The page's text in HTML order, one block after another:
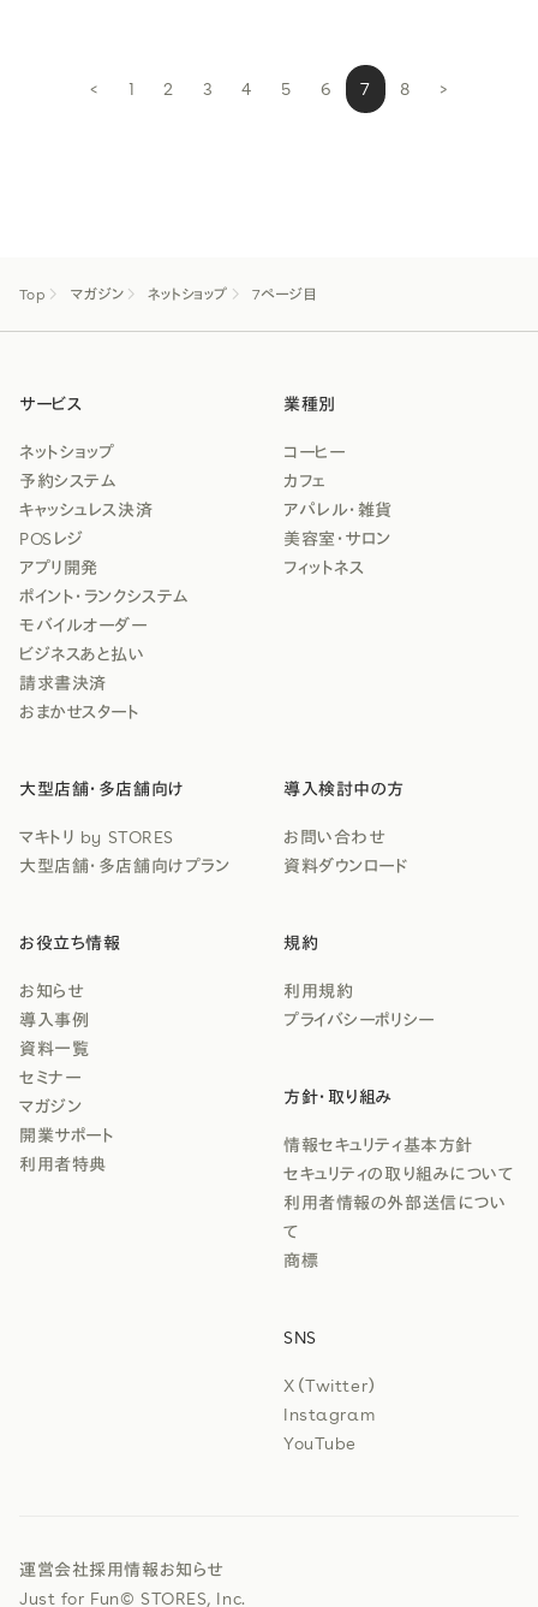
< 1 2 3 4 5 6 7 8 >
Top マガジン ネットショップ 7ページ目
サービス
ネットショップ
予約システム
キャッシュレス決済
POSレジ
アプリ開発
ポイント・ランクシステム
モバイルオーダー
ビジネスあと払い
請求書決済
おまかせスタート
業種別
コーヒー
カフェ
アパレル・雑貨
美容室・サロン
フィットネス
大型店舗・多店舗向け
マキトリ by STORES
大型店舗・多店舗向けプラン
お役立ち情報
お知らせ
導入事例
資料一覧
セミナー
マガジン
開業サポート
利用者特典
導入検討中の方
お問い合わせ
資料ダウンロード
規約
利用規約
プライバシーポリシー
方針・取り組み
情報セキュリティ基本方針
セキュリティの取り組みについて
利用者情報の外部送信につい
て
商標
SNS
X（Twitter）
Instagram
YouTube
運営会社採用情報お知らせ
Just for Fun© STORES, Inc.